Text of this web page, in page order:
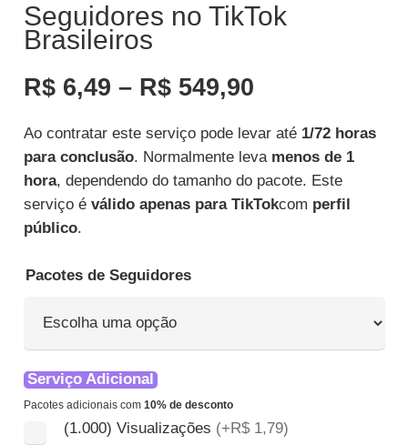
Seguidores no TikTok
Brasileiros
R$6,49 – R$549,90Faixa
preço:
R$ 6,49
através
R$ 549,90
Ao contratar este serviço pode levar até 1/72 horas
para conclusão. Normalmente leva menos de 1
hora, dependendo do tamanho do pacote. Este
serviço é válido apenas para TikTokcom perfil
público.
Pacotes de Seguidores
Serviço Adicional
Pacotes adicionais com 10% de desconto
(1.000) Visualizações (+R$ 1,79)